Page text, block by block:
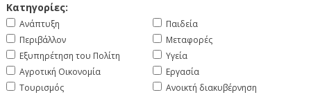
Κατηγορίες:
Ανάπτυξη
Περιβάλλον
Εξυπηρέτηση του Πολίτη
Αγροτική Οικονομία
Τουρισμός
Παιδεία
Μεταφορές
Υγεία
Εργασία
Ανοικτή διακυβέρνηση